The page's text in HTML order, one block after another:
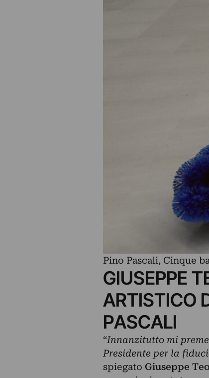
Pino Pascali, Cinque
GIUSEPPE
ARTISTICO
PASCALI
“Innanzitutto mi
Presidente per la
spiegato Giuseppe